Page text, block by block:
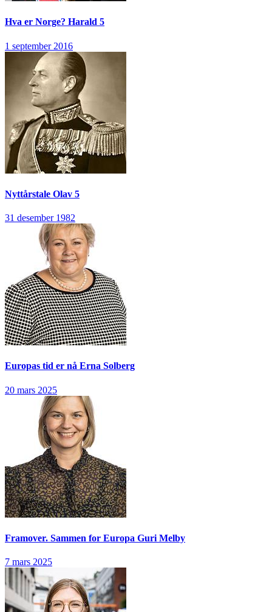
Hva er Norge? Harald 5
1 september 2016
Nyttårstale Olav 5
31 desember 1982
Europas tid er nå Erna Solberg
20 mars 2025
Framover. Sammen for Europa Guri Melby
7 mars 2025